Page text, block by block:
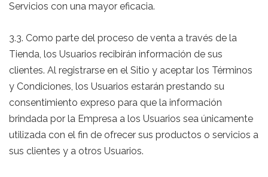
Servicios con una mayor eficacia.
3.3. Como parte del proceso de venta a través de la
Tienda, los Usuarios recibirán información de sus
clientes. Al registrarse en el Sitio y aceptar los Términos
y Condiciones, los Usuarios estarán prestando su
consentimiento expreso para que la información
brindada por la Empresa a los Usuarios sea únicamente
utilizada con el fin de ofrecer sus productos o servicios a
sus clientes y a otros Usuarios.